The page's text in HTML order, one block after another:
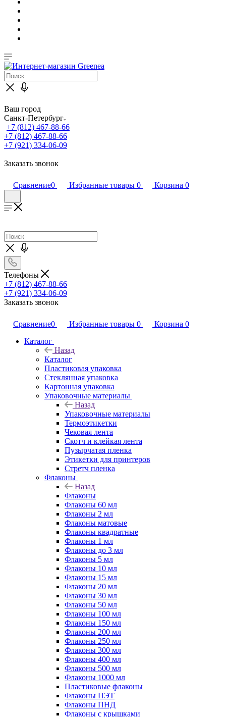
Ваш город
Санкт-Петербург
+7 (812) 467-88-66
+7 (812) 467-88-66
+7 (921) 334-06-09
Заказать звонок
Сравнение0 Избранные товары 0 Корзина 0
Телефоны
+7 (812) 467-88-66
+7 (921) 334-06-09
Заказать звонок
Сравнение0 Избранные товары 0 Корзина 0
Каталог
Назад
Каталог
Пластиковая упаковка
Стеклянная упаковка
Картонная упаковка
Упаковочные материалы
Назад
Упаковочные материалы
Термоэтикетки
Чековая лента
Скотч и клейкая лента
Пузырчатая пленка
Этикетки для принтеров
Стретч пленка
Флаконы
Назад
Флаконы
Флаконы 60 мл
Флаконы 2 мл
Флаконы матовые
Флаконы квадратные
Флаконы 1 мл
Флаконы до 3 мл
Флаконы 5 мл
Флаконы 10 мл
Флаконы 15 мл
Флаконы 20 мл
Флаконы 30 мл
Флаконы 50 мл
Флаконы 100 мл
Флаконы 150 мл
Флаконы 200 мл
Флаконы 250 мл
Флаконы 300 мл
Флаконы 400 мл
Флаконы 500 мл
Флаконы 1000 мл
Пластиковые флаконы
Флаконы ПЭТ
Флаконы ПНД
Флаконы с крышками